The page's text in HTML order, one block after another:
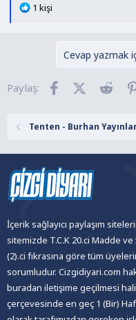
T
e
1 kişi
Cevap yazmak
Paylaş: Facebook
X
Tenten - Burhan
İçerik sağlayıcı paylaşım
sitemizde T.C.K 20.ci Madde
(2).ci fıkrasına göre tüm
sorumludur. Cizgidiyari.com
buradan iletişime geçilmesi
çerçevesinde en geç 1 (Bir)